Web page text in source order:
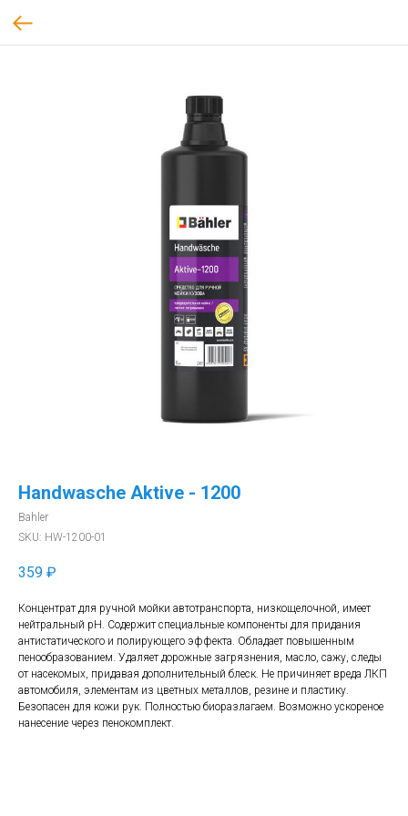
Handwasche Aktive - 1200
Bahler
SKU: HW-1200-01
359 ₽
Концентрат для ручной мойки автотранспорта, низкощелочной, имеет
нейтральный pH. Содержит специальные компоненты для придания
антистатического и полирующего эффекта. Обладает повышенным
пенообразованием. Удаляет дорожные загрязнения, масло, сажу, следы
от насекомых, придавая дополнительный блеск. Не причиняет вреда ЛКП
автомобиля, элементам из цветных металлов, резине и пластику.
Безопасен для кожи рук. Полностью биоразлагаем. Возможно ускореное
нанесение через пенокомплект.